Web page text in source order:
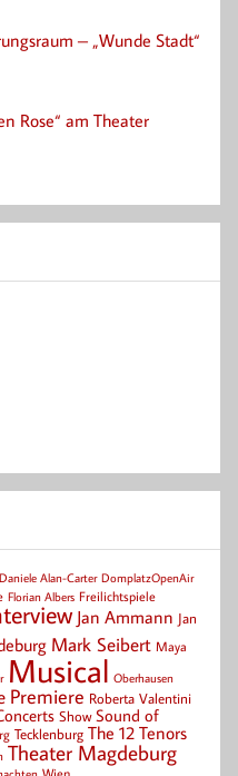
– „Wunde Stadt“
Rose“ am Theater
Daniele Alan-Carter DomplatzOpenAir
Florian Albers Freilichtspiele
Jan Ammann Jan
Mark Seibert Maya
Musical Oberhausen
Premiere Roberta Valentini
Show Sound of
Tecklenburg The 12 Tenors
Theater Magdeburg